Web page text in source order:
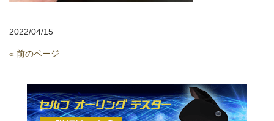
2022/04/15
« 前のページ